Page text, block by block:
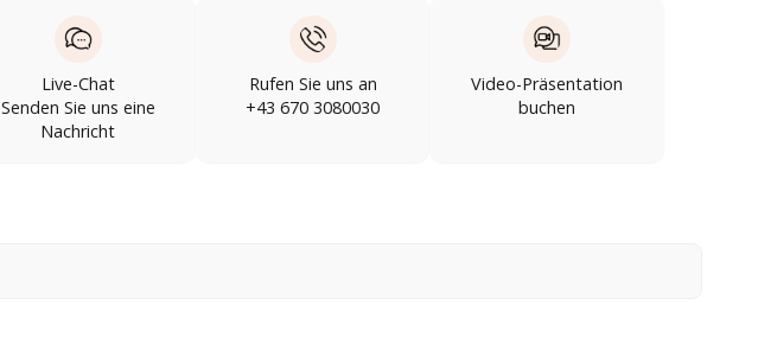
Live-Chat
Senden Sie uns eine
Nachricht
Rufen Sie uns an
+43 670 3080030
Video-Präsentation
buchen